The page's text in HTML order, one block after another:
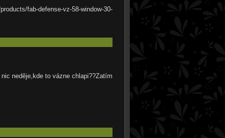
fab-defense-vz-58-window-30-
neděje,kde to vázne chlapi??Zatím